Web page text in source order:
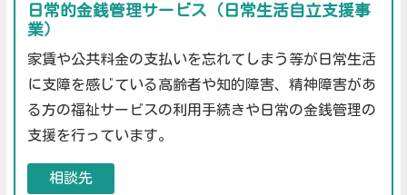
日常的金銭管理サービス（日常生活自立支援事
業）
家賃や公共料金の支払いを忘れてしまう等が日常生活
に支障を感じている高齢者や知的障害、精神障害があ
る方の福祉サービスの利用手続きや日常の金銭管理の
支援を行っています。
相談先